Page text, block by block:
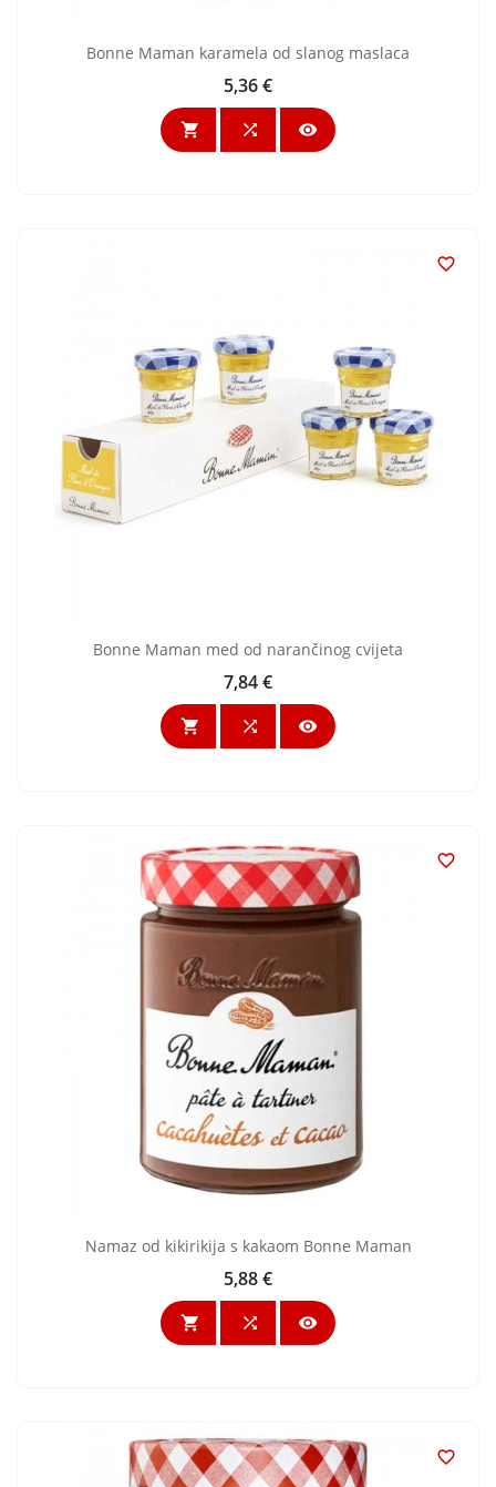
Bonne Maman karamela od slanog maslaca
Cijena
5,36 €
  

Bonne Maman med od narančinog cvijeta
Cijena
7,84 €
  

Namaz od kikirikija s kakaom Bonne Maman
Cijena
5,88 €
  
